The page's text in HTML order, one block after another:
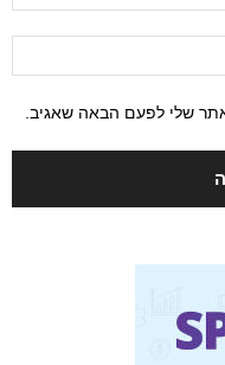
שלי לפעם הבאה שאגיב.